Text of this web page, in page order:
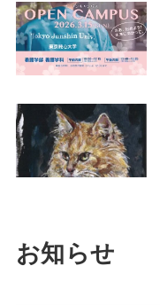
お知らせ